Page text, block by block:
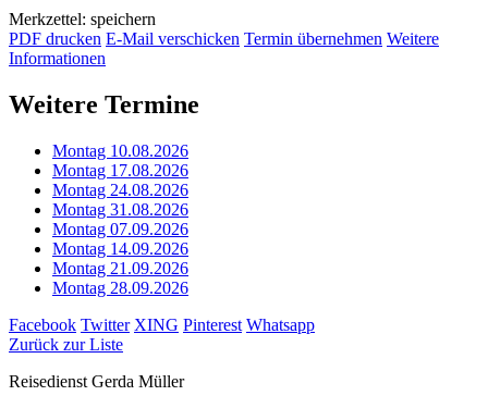
Merkzettel: speichern
PDF drucken E-Mail verschicken Termin übernehmen Weitere
Informationen
Weitere Termine
Montag 10.08.2026
Montag 17.08.2026
Montag 24.08.2026
Montag 31.08.2026
Montag 07.09.2026
Montag 14.09.2026
Montag 21.09.2026
Montag 28.09.2026
Facebook Twitter XING Pinterest Whatsapp
Zurück zur Liste
Reisedienst Gerda Müller